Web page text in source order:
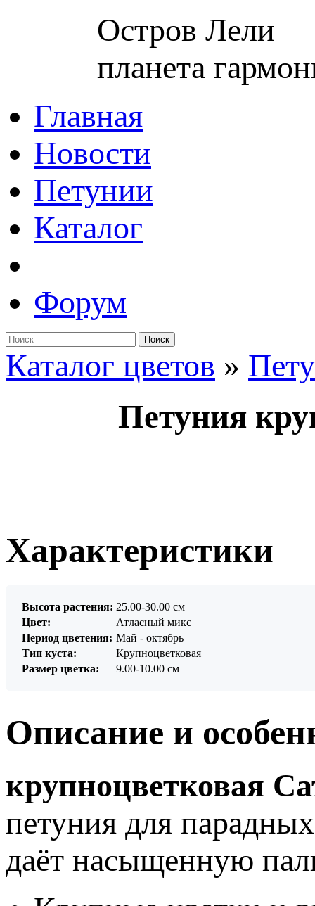
Остров Лели
планета
Главная
Новости
Петунии
Каталог
Форум
Поиск
Каталог цветов »
Петуния
Характеристики
Высота растения: 25.00-30.00 см
Цвет:
Атласный микс
Период цветения: Май - октябрь
Тип куста:
Крупноцветковая
Размер цветка:
9.00-10.00 см
Описание и
крупноцветковая
петуния для
даёт насыщенную